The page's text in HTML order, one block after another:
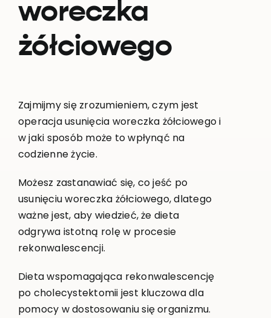
woreczka
żółciowego
Zajmijmy się zrozumieniem, czym jest
operacja usunięcia woreczka żółciowego i
w jaki sposób może to wpłynąć na
codzienne życie.
Możesz zastanawiać się, co jeść po
usunięciu woreczka żółciowego, dlatego
ważne jest, aby wiedzieć, że dieta
odgrywa istotną rolę w procesie
rekonwalescencji.
Dieta wspomagająca rekonwalescencję
po cholecystektomii jest kluczowa dla
pomocy w dostosowaniu się organizmu.